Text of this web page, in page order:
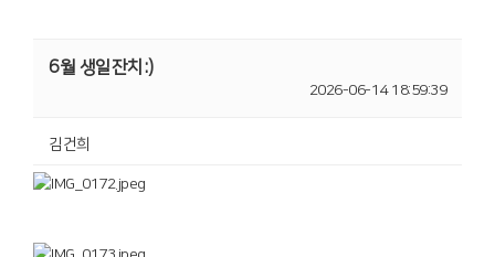
6월 생일잔치:)
2026-06-14 18:59:39
김건희